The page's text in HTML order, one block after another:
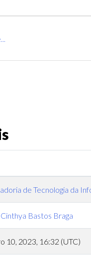
de Tecnologia da
Bastos Braga
10, 2023, 16:32 (UTC)